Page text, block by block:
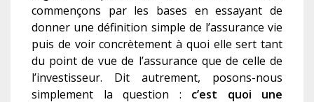
commençons par les bases en essayant de
donner une définition simple de l’assurance vie
puis de voir concrètement à quoi elle sert tant
du point de vue de l’assurance que de celle de
l’investisseur. Dit autrement, posons-nous
simplement la question : c’est quoi une